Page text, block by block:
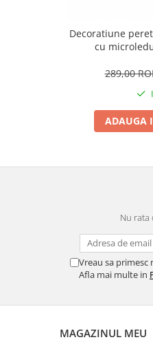
Decoratiune
cu
289,00
ADAUGA
Nu
Vreau sa
Afla mai multe in
MAGAZINUL MEU